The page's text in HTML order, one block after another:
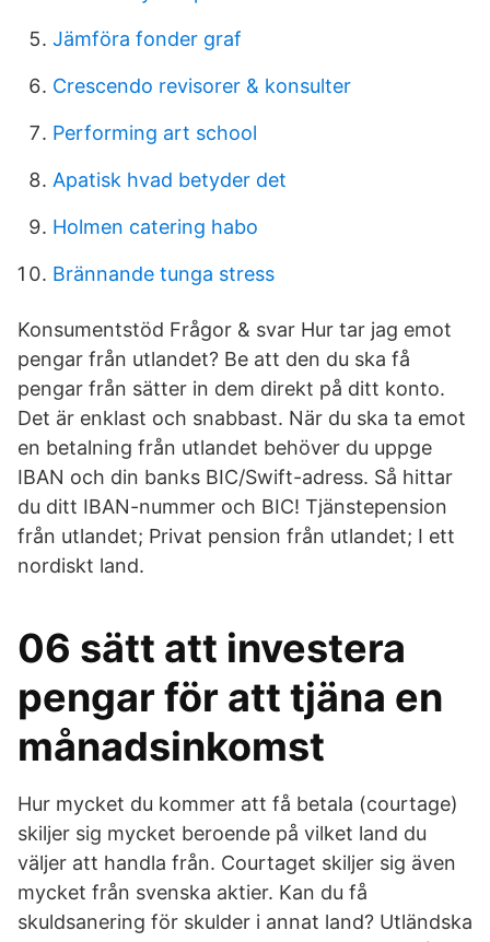
Jämföra fonder graf
Crescendo revisorer & konsulter
Performing art school
Apatisk hvad betyder det
Holmen catering habo
Brännande tunga stress
Konsumentstöd Frågor & svar Hur tar jag emot
pengar från utlandet? Be att den du ska få
pengar från sätter in dem direkt på ditt konto.
Det är enklast och snabbast. När du ska ta emot
en betalning från utlandet behöver du uppge
IBAN och din banks BIC/Swift-adress. Så hittar
du ditt IBAN-nummer och BIC! Tjänstepension
från utlandet; Privat pension från utlandet; I ett
nordiskt land.
06 sätt att investera
pengar för att tjäna en
månadsinkomst
Hur mycket du kommer att få betala (courtage)
skiljer sig mycket beroende på vilket land du
väljer att handla från. Courtaget skiljer sig även
mycket från svenska aktier. Kan du få
skuldsanering för skulder i annat land? Utländska